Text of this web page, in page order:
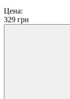
Цена:
329 грн